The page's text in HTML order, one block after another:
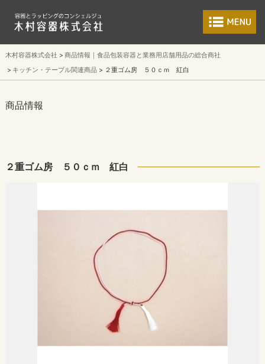
食品包装容器と
木村容器株式会社
商品情報｜食品包装容器と業務用店舗用品の総合商社
キッチン・テーブル関連商品
２重ゴム房 ５０ｃｍ 紅白
商品情報
２重ゴム房 ５０ｃｍ 紅白